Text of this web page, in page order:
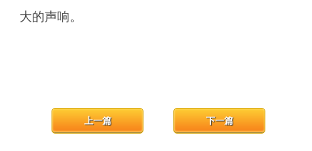
大的声响。
下一篇
上一篇